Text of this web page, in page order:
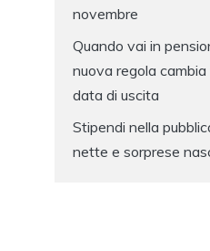
novembre
Quando vai in
nuova regola
data di uscita
Stipendi nella
nette e sorprese